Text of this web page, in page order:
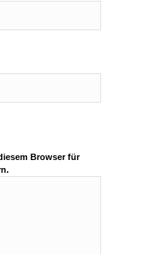
Browser für